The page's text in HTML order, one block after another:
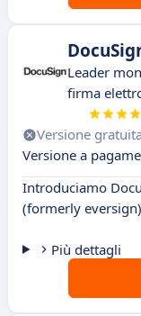
Leader
firma
Versione
Versione a
Introduciamo
(formerly
Più dettagli